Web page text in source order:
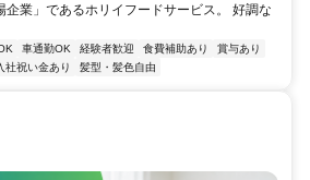
企業」であるホリイフードサービス。 好調な
車通勤OK 経験者歓迎 食費補助あり
賞与あり
社祝い金あり 髪型・髪色自由